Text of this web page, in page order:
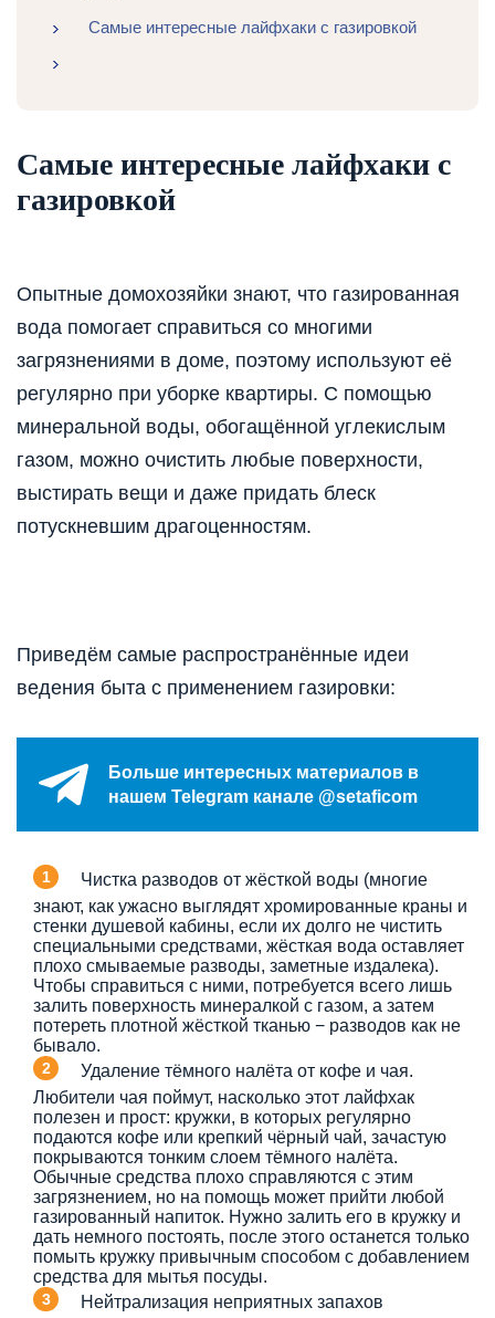
Самые интересные лайфхаки с газировкой
Самые интересные лайфхаки с
газировкой
Опытные домохозяйки знают, что газированная
вода помогает справиться со многими
загрязнениями в доме, поэтому используют её
регулярно при уборке квартиры. С помощью
минеральной воды, обогащённой углекислым
газом, можно очистить любые поверхности,
выстирать вещи и даже придать блеск
потускневшим драгоценностям.
Приведём самые распространённые идеи
ведения быта с применением газировки:
Больше интересных материалов в
нашем Telegram канале @setaficom
Чистка разводов от жёсткой воды (многие
знают, как ужасно выглядят хромированные краны и
стенки душевой кабины, если их долго не чистить
специальными средствами, жёсткая вода оставляет
плохо смываемые разводы, заметные издалека).
Чтобы справиться с ними, потребуется всего лишь
залить поверхность минералкой с газом, а затем
потереть плотной жёсткой тканью − разводов как не
бывало.
Удаление тёмного налёта от кофе и чая.
Любители чая поймут, насколько этот лайфхак
полезен и прост: кружки, в которых регулярно
подаются кофе или крепкий чёрный чай, зачастую
покрываются тонким слоем тёмного налёта.
Обычные средства плохо справляются с этим
загрязнением, но на помощь может прийти любой
газированный напиток. Нужно залить его в кружку и
дать немного постоять, после этого останется только
помыть кружку привычным способом с добавлением
средства для мытья посуды.
Нейтрализация неприятных запахов